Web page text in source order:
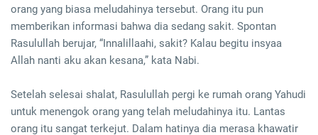
orang yang biasa meludahinya tersebut. Orang itu pun
memberikan informasi bahwa dia sedang sakit. Spontan
Rasulullah berujar, “Innalillaahi, sakit? Kalau begitu insyaa
Allah nanti aku akan kesana,” kata Nabi.
Setelah selesai shalat, Rasulullah pergi ke rumah orang Yahudi
untuk menengok orang yang telah meludahinya itu. Lantas
orang itu sangat terkejut. Dalam hatinya dia merasa khawatir